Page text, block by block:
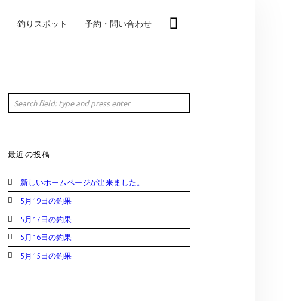
釣りスポット 予約・問い合わせ
SIDEBAR
Search
最近の投稿
新しいホームページが出来ました。
5月19日の釣果
5月17日の釣果
5月16日の釣果
5月15日の釣果